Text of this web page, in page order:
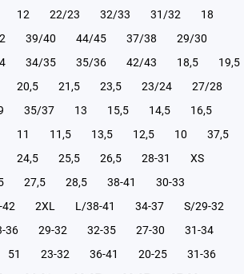
12 22/23 32/33 31/32
18
39/40 44/45 37/38
29/30
34/35 35/36 42/43 18,5
19,5
20,5 21,5 23,5 23/24
27/28
35/37 13 15,5 14,5
16,5
11 11,5 13,5 12,5 10
37,5
24,5 25,5 26,5 28-31
XS
27,5 28,5 38-41
30-33
42
2XL L/38-41 34-37
S/29-32
36
29-32 32-35 27-30
31-34
51 23-32 36-41 20-25
31-36